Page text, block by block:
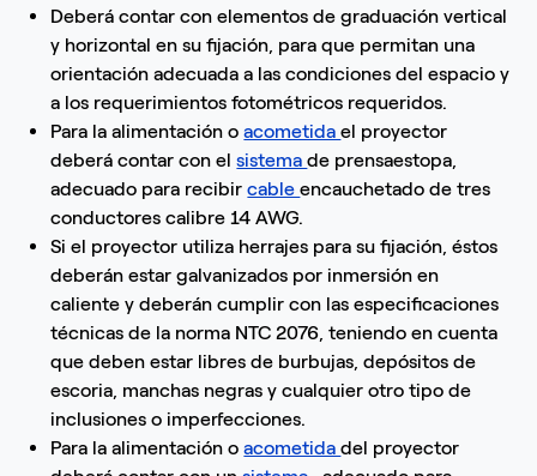
Deberá contar con elementos de graduación vertical
y horizontal en su fijación, para que permitan una
orientación adecuada a las condiciones del espacio y
a los requerimientos fotométricos requeridos.
Para la alimentación oacometidael proyector
deberá contar con elsistemade prensaestopa,
adecuado para recibircableencauchetado de tres
conductores calibre 14 AWG.
Si el proyector utiliza herrajes para su fijación, éstos
deberán estar galvanizados por inmersión en
caliente y deberán cumplir con las especificaciones
técnicas de la norma NTC 2076, teniendo en cuenta
que deben estar libres de burbujas, depósitos de
escoria, manchas negras y cualquier otro tipo de
inclusiones o imperfecciones.
Para la alimentación oacometidadel proyector